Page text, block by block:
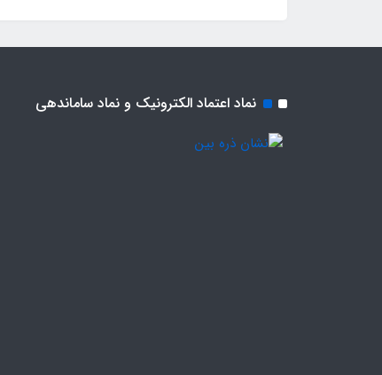
نماد اعتماد الکترونیک و نماد ساماندهی